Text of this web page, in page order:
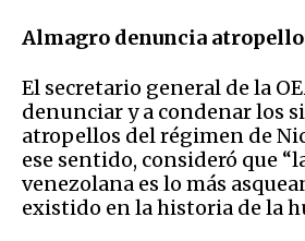
Almagro denuncia
El secretario general de la
denunciar y a condenar los
atropellos del régimen de
ese sentido, consideró que
venezolana es lo más
existido en la historia de la